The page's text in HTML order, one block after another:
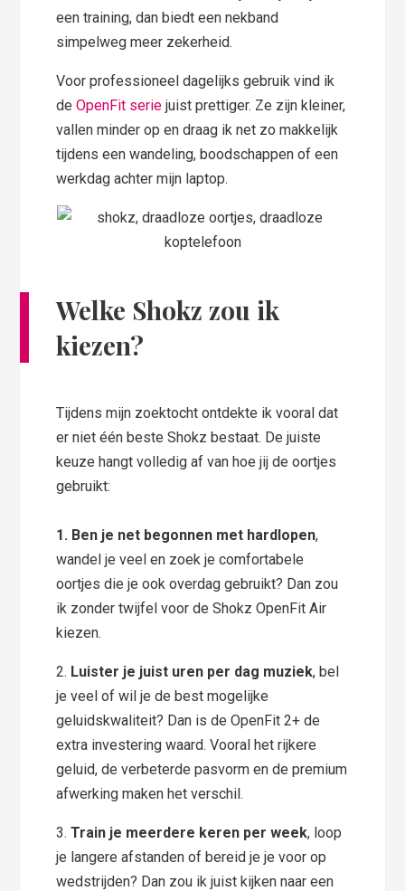
een training, dan biedt een nekband
simpelweg meer zekerheid.
Voor professioneel dagelijks gebruik vind ik
deOpenFit serie juist prettiger. Ze zijn kleiner,
vallen minder op en draag ik net zo makkelijk
tijdens een wandeling, boodschappen of een
werkdag achter mijn laptop.
Welke Shokz zou ik
kiezen?
Tijdens mijn zoektocht ontdekte ik vooral dat
er niet één beste Shokz bestaat. De juiste
keuze hangt volledig af van hoe jij de oortjes
gebruikt:
1. Ben je net begonnen met hardlopen,
wandel je veel en zoek je comfortabele
oortjes die je ook overdag gebruikt? Dan zou
ik zonder twijfel voor de Shokz OpenFit Air
kiezen.
2. Luister je juist uren per dag muziek, bel
je veel of wil je de best mogelijke
geluidskwaliteit? Dan is de OpenFit 2+ de
extra investering waard. Vooral het rijkere
geluid, de verbeterde pasvorm en de premium
afwerking maken het verschil.
3.Train je meerdere keren per week, loop
je langere afstanden of bereid je je voor op
wedstrijden? Dan zou ik juist kijken naar een